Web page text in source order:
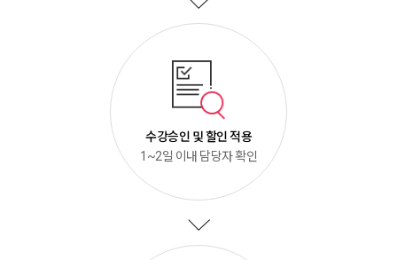
수강승인 및 할인 적용
1~2일 이내 담당자 확인